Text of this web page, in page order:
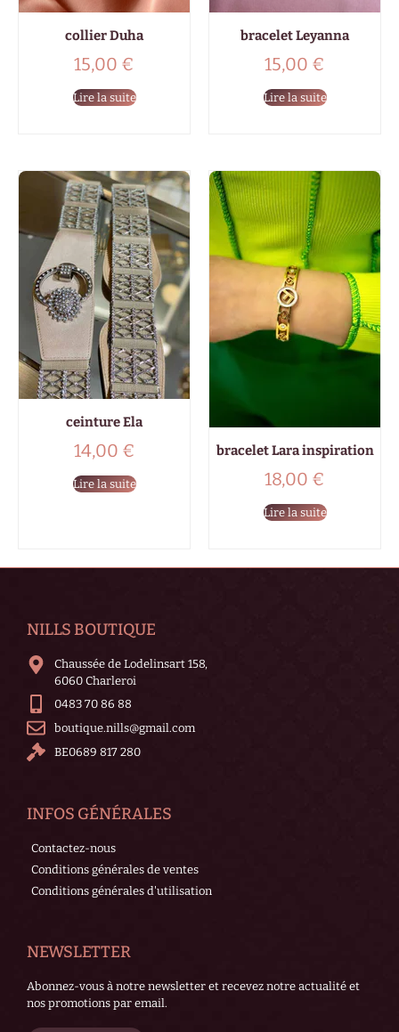
collier Duha
15,00 €
Lire la suite
bracelet Leyanna
15,00 €
Lire la suite
ceinture Ela
14,00 €
Lire la suite
bracelet Lara inspiration
18,00 €
Lire la suite
NILLS BOUTIQUE
Chaussée de Lodelinsart 158,
6060 Charleroi
0483 70 86 88
boutique.nills@gmail.com
BE0689 817 280
INFOS GÉNÉRALES
Contactez-nous
Conditions générales de ventes
Conditions générales d'utilisation
NEWSLETTER
Abonnez-vous à notre newsletter et recevez notre actualité et
nos promotions par email.